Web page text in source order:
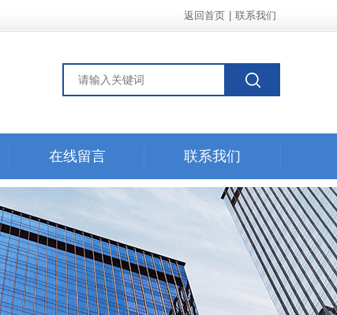
返回首页 联系我们
在线留言 联系我们